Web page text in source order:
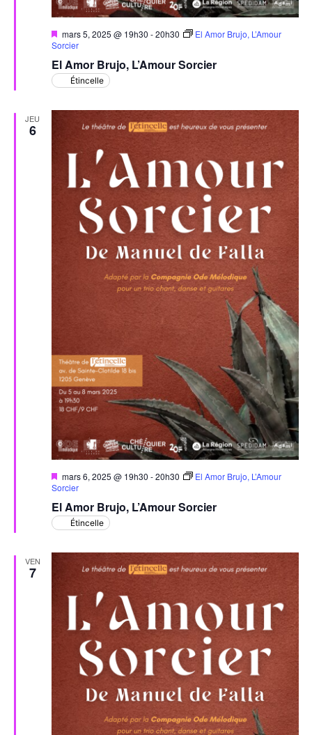
El Amor Brujo, L’Amour Sorcier
Mis
en
mars 5, 2025 @ 19h30 -20h30
El Amor Brujo, L’Amour
Sorcier
Étincelle
JEU
6
El Amor Brujo, L’Amour Sorcier
Mis
en
mars 6, 2025 @ 19h30 -20h30
El Amor Brujo, L’Amour
Sorcier
Étincelle
VEN
7